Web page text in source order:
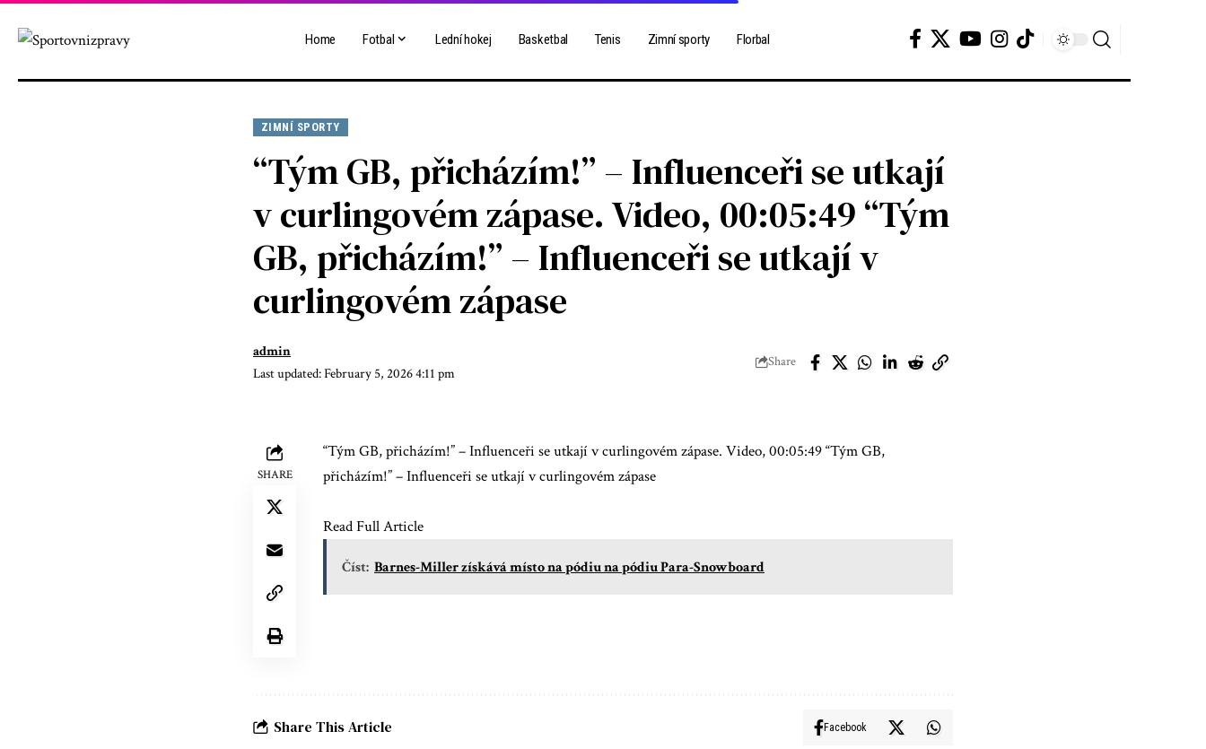
Home Fotbal Lední hokej Basketbal Tenis Zimní sporty Florbal
ZIMNÍ SPORTY
“Tým GB, přicházím!” – Influenceři se utkají
v curlingovém zápase. Video, 00:05:49 “Tým
GB, přicházím!” – Influenceři se utkají v
curlingovém zápase
Last updated: February 5, 2026 4:11 pm
admin
Share
SHARE
“Tým GB, přicházím!” – Influenceři se utkají v curlingovém zápase. Video, 00:05:49 “Tým GB,
přicházím!” – Influenceři se utkají v curlingovém zápase
Read Full Article
Číst: Barnes-Miller získává místo na pódiu na pódiu Para-Snowboard
Share This Article Facebook